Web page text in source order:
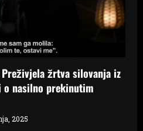
Preživjela žrtva silovanja iz
o nasilno prekinutim
2025